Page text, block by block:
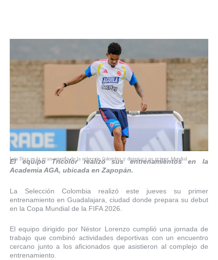
Luis Díaz es la gran estrella de la selección Colombia y disputará su primer Mundial.
El equipo Tricolor realizó sus entrenamientos en la
Academia AGA, ubicada en Zapopán.
La Selección Colombia realizó este jueves su primer
entrenamiento en Guadalajara, ciudad donde prepara su debut
en la Copa Mundial de la FIFA 2026.
El equipo dirigido por Néstor Lorenzo cumplió una jornada de
trabajo que combinó actividades deportivas con un encuentro
cercano junto a los aficionados que asistieron al complejo de
entrenamiento.